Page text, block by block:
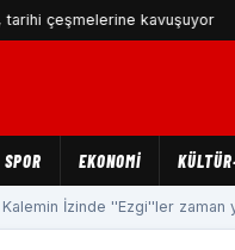
kavuşuyor
SPOR EKONOMİ
Kalemin İzinde ''Ezgi''ler zaman